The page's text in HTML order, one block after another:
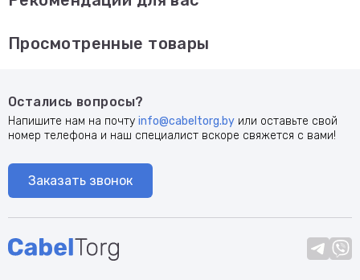
Просмотренные товары
Остались вопросы?
Напишите нам на почту info@cabeltorg.by или оставьте свой
номер телефона и наш специалист вскоре свяжется с вами!
Заказать звонок